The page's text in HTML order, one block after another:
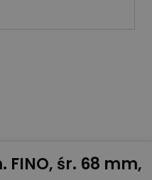
śr. 68 mm,